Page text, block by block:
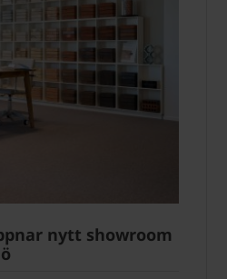
nytt showroom